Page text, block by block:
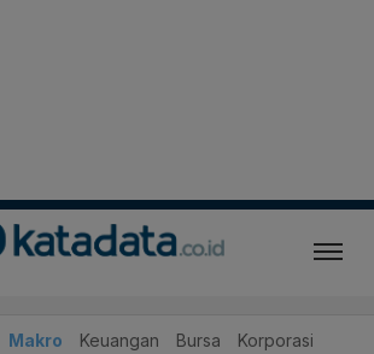
Makro Keuangan Bursa Korporasi